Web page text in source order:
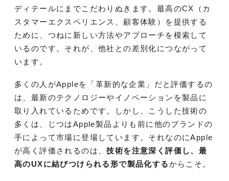
ディテールにまでこだわりぬきます。最高のCX（カ
スタマーエクスペリエンス、顧客体験）を提供する
ために、つねに新しい方法やアプローチを模索して
いるのです。それが、他社との差別化につながって
います。
多くの人がAppleを「革新的な企業」だと評価するの
は、最新のテクノロジーやイノベーションを製品に
取り入れているためです。しかし、こうした技術の
多くは、じつはApple製品よりも前に他のブランドの
手によって市場に登場しています。それなのにApple
が高く評価されるのは、技術を注意深く評価し、最
高のUXに結びつけられる形で製品化するからこそ。